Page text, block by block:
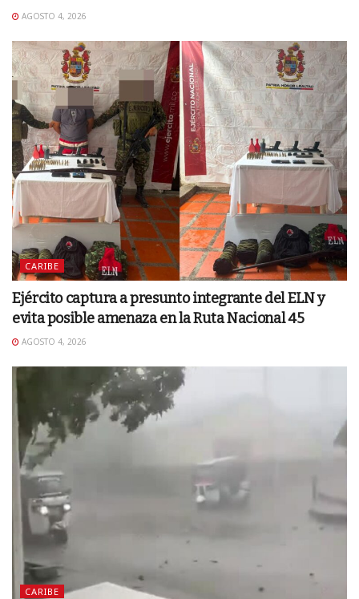
AGOSTO 4, 2026
CARIBE
Ejército captura a presunto integrante del ELN y
evita posible amenaza en la Ruta Nacional 45
AGOSTO 4, 2026
CARIBE